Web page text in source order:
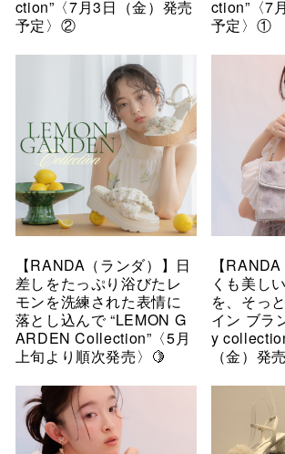
ction”〈7月3日（金）発売
予定〉②
ction”〈7
予定〉①
【RANDA（ランダ）】日
差しをたっぷり浴びたレ
モンを洗練された表情に
落とし込んで “LEMON G
ARDEN Collection”〈5月
上旬より順次発売〉🍋
【
くも美し
を、そっ
イン ブラ
y
（金）発